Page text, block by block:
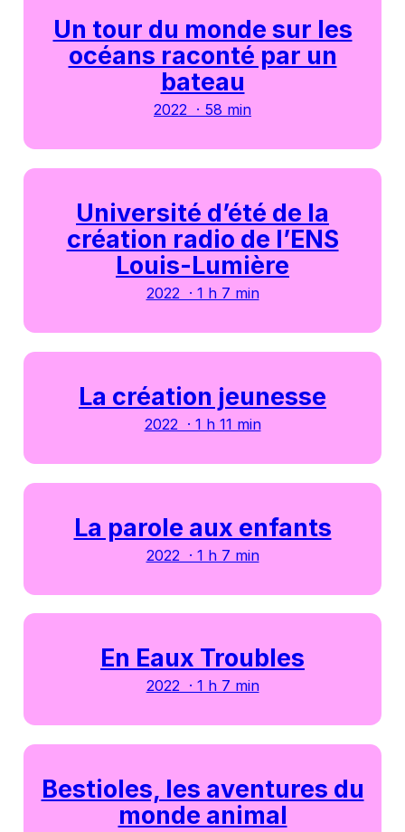
Un tour du monde sur les
océans raconté par un
bateau
2022 · 58 min
Université d’été de la
création radio de l’ENS
Louis-Lumière
2022 · 1 h 7 min
La création jeunesse
2022 · 1 h 11 min
La parole aux enfants
2022 · 1 h 7 min
En Eaux Troubles
2022 · 1 h 7 min
Bestioles, les aventures du
monde animal